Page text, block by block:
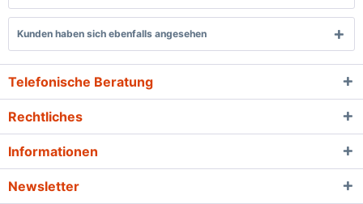
Kunden haben sich ebenfalls angesehen
Telefonische Beratung
Rechtliches
Informationen
Newsletter